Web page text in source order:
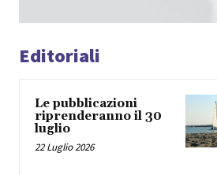
Editoriali
Le pubblicazioni
riprenderanno il 30
luglio
22 Luglio 2026